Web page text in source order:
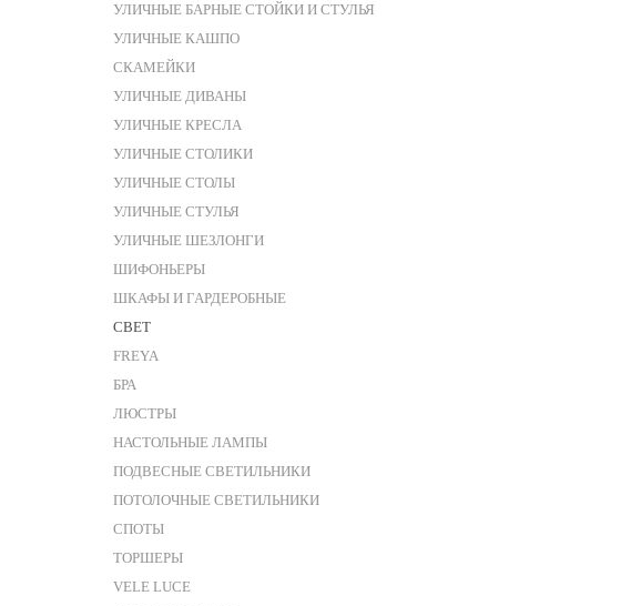
УЛИЧНЫЕ БАРНЫЕ СТОЙКИ И СТУЛЬЯ
УЛИЧНЫЕ КАШПО
СКАМЕЙКИ
УЛИЧНЫЕ ДИВАНЫ
УЛИЧНЫЕ КРЕСЛА
УЛИЧНЫЕ СТОЛИКИ
УЛИЧНЫЕ СТОЛЫ
УЛИЧНЫЕ СТУЛЬЯ
УЛИЧНЫЕ ШЕЗЛОНГИ
ШИФОНЬЕРЫ
ШКАФЫ И ГАРДЕРОБНЫЕ
СВЕТ
FREYA
БРА
ЛЮСТРЫ
НАСТОЛЬНЫЕ ЛАМПЫ
ПОДВЕСНЫЕ СВЕТИЛЬНИКИ
ПОТОЛОЧНЫЕ СВЕТИЛЬНИКИ
СПОТЫ
ТОРШЕРЫ
VELE LUCE